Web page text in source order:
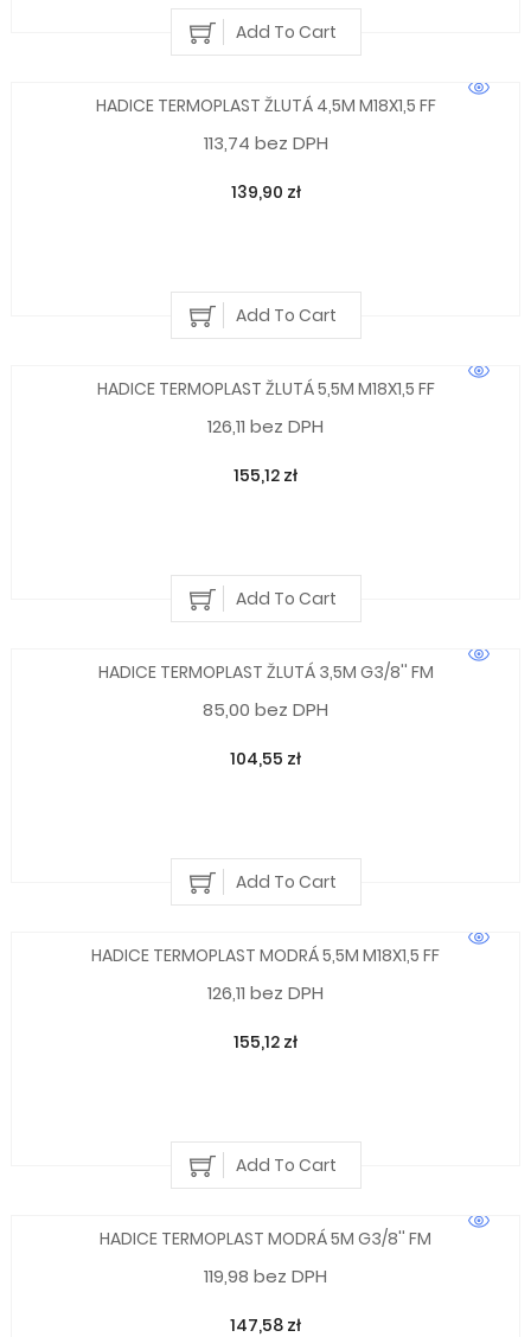
Add To Cart
HADICE TERMOPLAST ŽLUTÁ 4,5M M18X1,5 FF
113,74 bez DPH
139,90 zł
Add To Cart
HADICE TERMOPLAST ŽLUTÁ 5,5M M18X1,5 FF
126,11 bez DPH
155,12 zł
Add To Cart
HADICE TERMOPLAST ŽLUTÁ 3,5M G3/8'' FM
85,00 bez DPH
104,55 zł
Add To Cart
HADICE TERMOPLAST MODRÁ 5,5M M18X1,5 FF
126,11 bez DPH
155,12 zł
Add To Cart
HADICE TERMOPLAST MODRÁ 5M G3/8'' FM
119,98 bez DPH
147,58 zł